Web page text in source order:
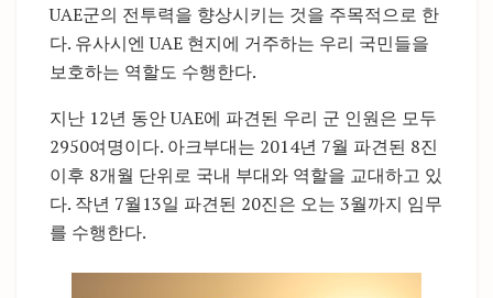
UAE군의 전투력을 향상시키는 것을 주목적으로 한
다. 유사시엔 UAE 현지에 거주하는 우리 국민들을
보호하는 역할도 수행한다.
지난 12년 동안 UAE에 파견된 우리 군 인원은 모두
2950여명이다. 아크부대는 2014년 7월 파견된 8진
이후 8개월 단위로 국내 부대와 역할을 교대하고 있
다. 작년 7월13일 파견된 20진은 오는 3월까지 임무
를 수행한다.